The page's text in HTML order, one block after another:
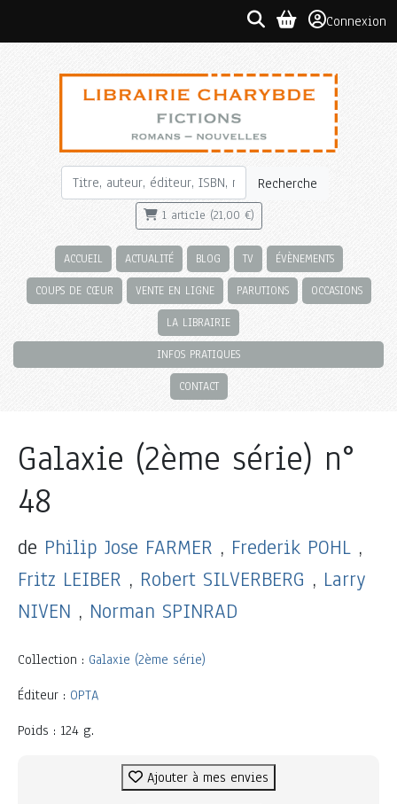
Connexion
Recherche
1 article (21,00 €)
ACCUEIL ACTUALITÉ BLOG TV ÉVÈNEMENTS
COUPS DE CŒUR VENTE EN LIGNE PARUTIONS OCCASIONS
LA LIBRAIRIE
INFOS PRATIQUES
CONTACT
Galaxie (2ème série) n°
48
de Philip Jose FARMER , Frederik POHL ,
Fritz LEIBER , Robert SILVERBERG , Larry
NIVEN , Norman SPINRAD
Collection : Galaxie (2ème série)
Éditeur : OPTA
Poids : 124 g.
Ajouter à mes envies